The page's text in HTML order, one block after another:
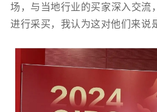
场，与当地行业的买家深入交流
进行采买，我认为这对他们来说